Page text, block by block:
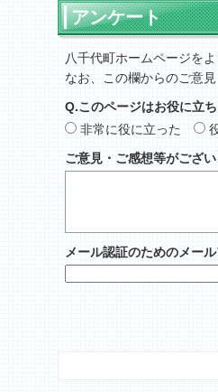
アンケート
八千代町ホームページを
なお、この欄からのご意
Q.このページはお役に立
非常に役に立った
ご意見・ご感想等がござ
メール認証のためのメー